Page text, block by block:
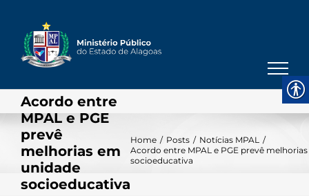
content
Acordo entre
MPAL e PGE
prevê
melhorias em
unidade
socioeducativa
Home / Posts / Notícias MPAL /
Acordo entre MPAL e PGE prevê
socioeducativa